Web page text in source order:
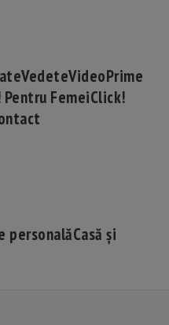
VedeteVideoPrime
Pentru FemeiClick!
personalăCasă și